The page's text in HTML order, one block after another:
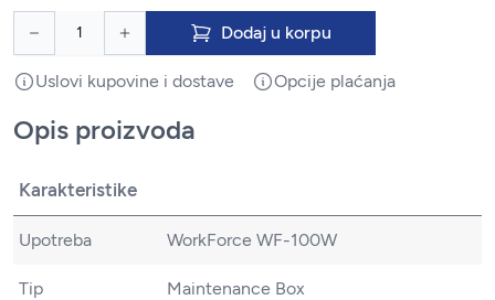
Dodaj u korpu
Uslovi kupovine i dostave Opcije plaćanja
Opis proizvoda
Karakteristike
Upotreba WorkForce WF-100W
Tip Maintenance Box